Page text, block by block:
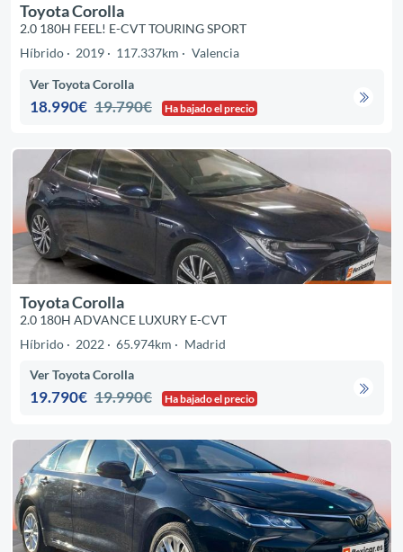
Toyota Corolla
2.0 180H FEEL! E-CVT TOURING SPORT
Híbrido
2019 117.337km Valencia
Ver Toyota Corolla
18.990€ 19.790€ Ha bajado el precio
Toyota Corolla
2.0 180H ADVANCE LUXURY E-CVT
Híbrido
2022 65.974km Madrid
Ver Toyota Corolla
19.790€ 19.990€ Ha bajado el precio